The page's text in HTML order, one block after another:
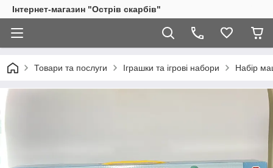
Інтернет-магазин "Острів скарбів"
Товари та послуги Іграшки та ігрові набори Набір